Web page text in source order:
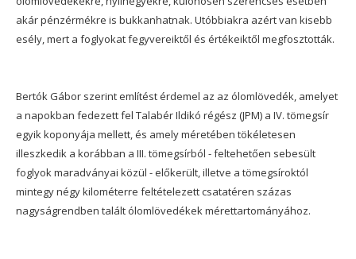
akár pénzérmékre is bukkanhatnak. Utóbbiakra azért van kisebb
esély, mert a foglyokat fegyvereiktől és értékeiktől megfosztották.
Bertók Gábor szerint említést érdemel az az ólomlövedék, amelyet
a napokban fedezett fel Talabér Ildikó régész (JPM) a IV. tömegsír
egyik koponyája mellett, és amely méretében tökéletesen
illeszkedik a korábban a III. tömegsírból - feltehetően sebesült
foglyok maradványai közül - előkerült, illetve a tömegsíroktól
mintegy négy kilométerre feltételezett csatatéren százas
nagyságrendben talált ólomlövedékek mérettartományához.